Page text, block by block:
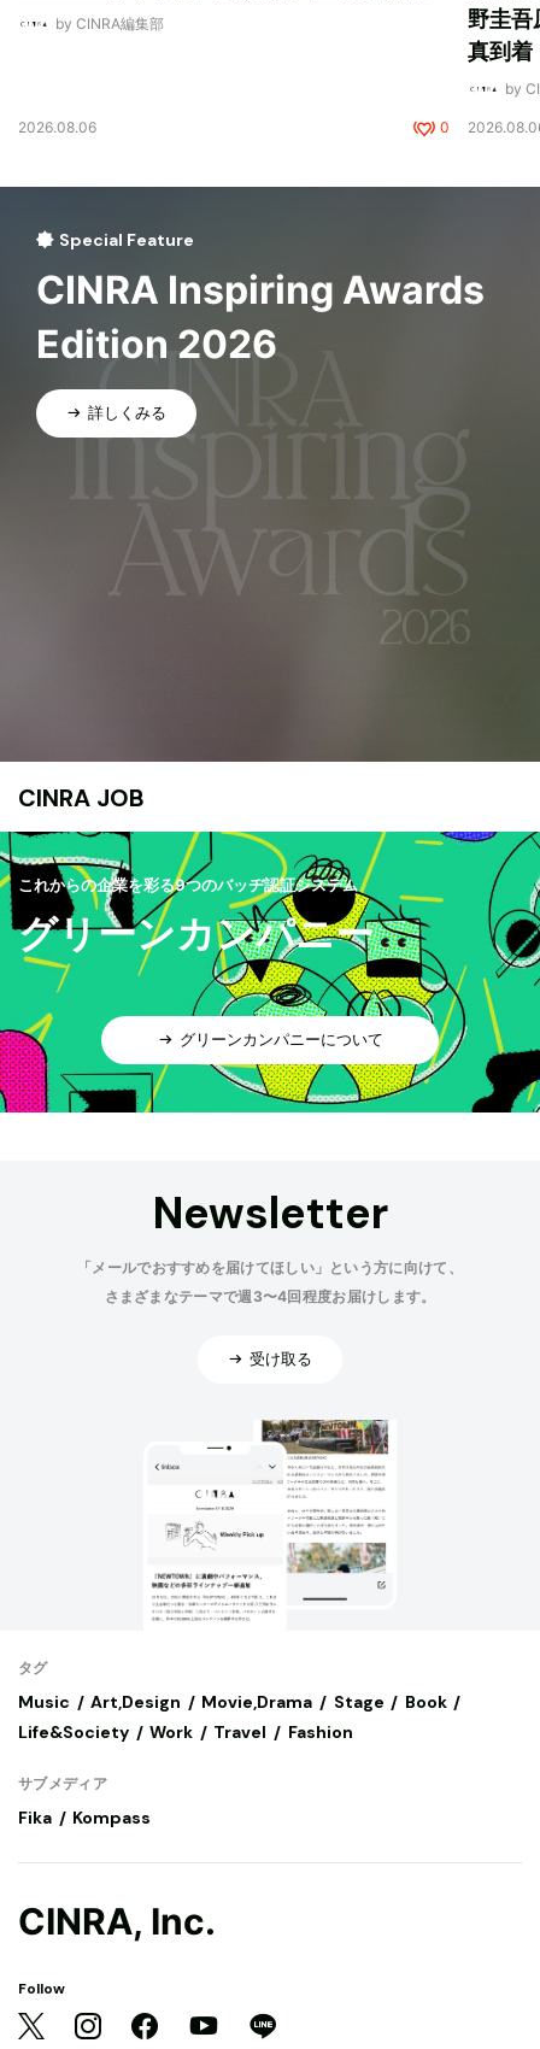
by CINRA編集部
2026.08.06 0
野圭吾
真到着
by
Special Feature
CINRA Inspiring Awards
Edition 2026
詳しくみる
CINRA JOB
これからの企業を彩る9つのバッヂ認証システム
グリーンカンパニー
グリーンカンパニーについて
Newsletter
「メールでおすすめを届けてほしい」という方に向けて、
さまざまなテーマで週3〜4回程度お届けします。
受け取る
タグ
Music Art,Design Movie,Drama Stage
Book
Life&Society
Work Travel Fashion
サブメディア
Fika Kompass
CINRA, Inc.
Follow